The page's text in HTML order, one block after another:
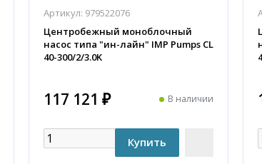
Артикул: 979522076
Центробежный моноблочный
насос типа "ин-лайн" IMP Pumps CL
40-300/2/3.0K
117 121 ₽ В наличии